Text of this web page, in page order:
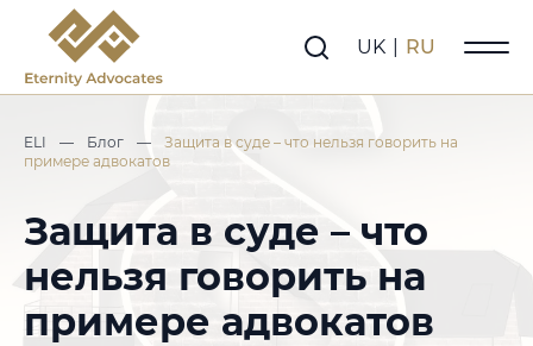
UK RU
ELI — Блог —
Защита в суде – что нельзя говорить на
примере адвокатов
Защита в суде – что
нельзя говорить на
примере адвокатов